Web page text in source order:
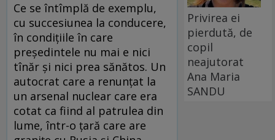
Ce se întîmplă de exemplu,
cu succesiunea la conducere,
în condiţiile în care
preşedintele nu mai e nici
tînăr şi nici prea sănătos. Un
autocrat care a renunţat la
un arsenal nuclear care era
cotat ca fiind al patrulea din
lume, într-o ţară care are
Privirea ei
pierdută, de
copil
neajutorat
Ana Maria
SANDU